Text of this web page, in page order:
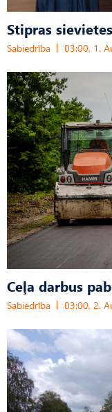
Stipras
Sabiedrība 03:00, 1.
Ceļa darbus
Sabiedrība 03:00, 2.